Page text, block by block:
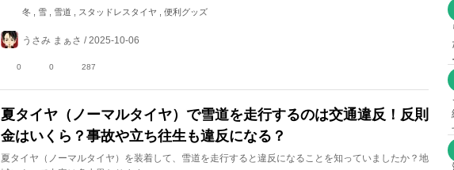
冬 , 雪 , 雪道 , スタッドレスタイヤ , 便利グッズ
うさみ まぁさ / 2025-10-06
0 0 287
夏タイヤ（ノーマルタイヤ）で雪道を走行するのは交通違反！反則
金はいくら？事故や立ち往生も違反になる？
夏タイヤ（ノーマルタイヤ）を装着して、雪道を走行すると違反になることを知っていましたか？地